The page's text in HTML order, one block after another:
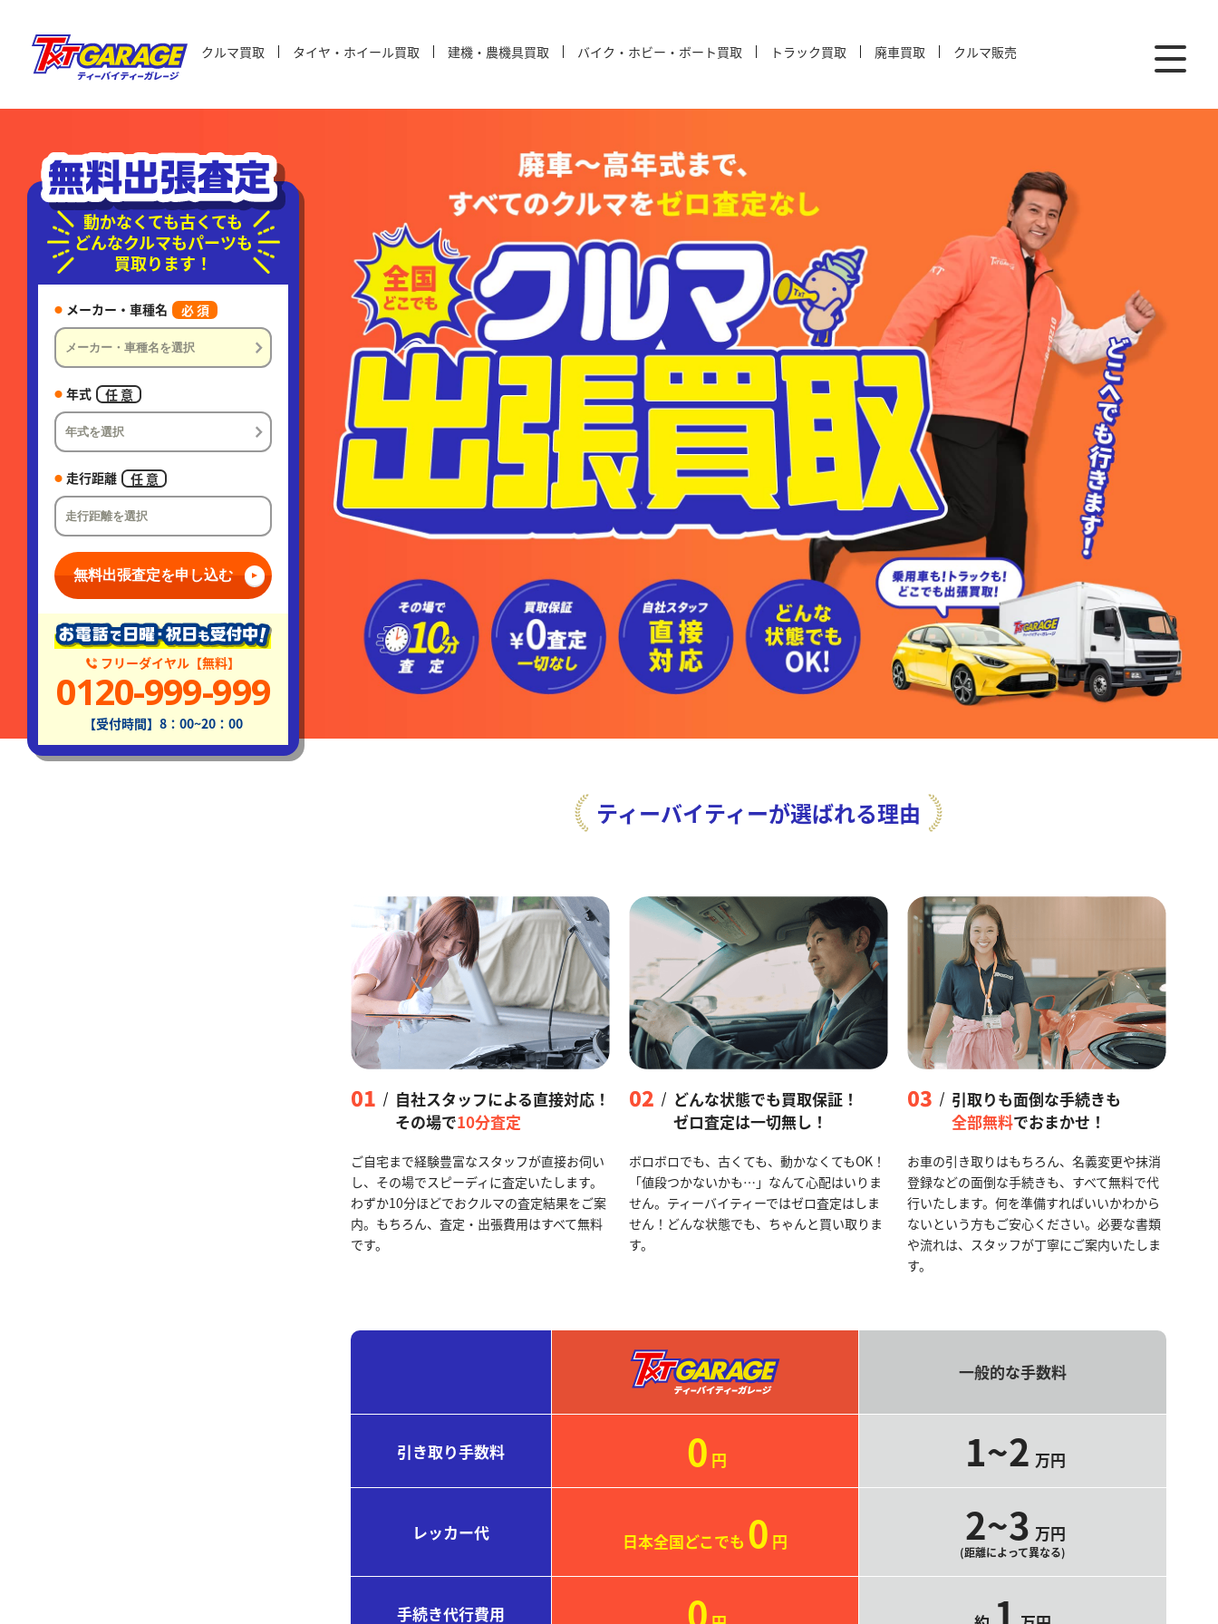
クルマ買取 タイヤ・ホイール買取 建機・農機具買取 バイク・ホビー・ボート買取 トラック買取 廃車買取 クルマ販売
動かなくても古くても
どんなクルマもパーツも
買取ります！
メーカー・車種名 必 須
年式 任 意
走行距離 任 意
無料出張査定を申し込む
フリーダイヤル【無料】
0120-999-999
【受付時間】8：00~20：00
ティーバイティーが選ばれる理由
01
自社スタッフによる直接対応！
その場で10分査定
ご自宅まで経験豊富なスタッフが直接お伺い
し、その場でスピーディに査定いたします。
わずか10分ほどでおクルマの査定結果をご案
内。もちろん、査定・出張費用はすべて無料
です。
02
どんな状態でも買取保証！
ゼロ査定は一切無し！
ボロボロでも、古くても、動かなくてもOK！
「値段つかないかも…」なんて心配はいりま
せん。ティーバイティーではゼロ査定はしま
せん！どんな状態でも、ちゃんと買い取りま
す。
03
引取りも面倒な手続きも
全部無料でおまかせ！
お車の引き取りはもちろん、名義変更や抹消
登録などの面倒な手続きも、すべて無料で代
行いたします。何を準備すればいいかわから
ないという方もご安心ください。必要な書類
や流れは、スタッフが丁寧にご案内いたしま
す。
一般的な手数料
引き取り手数料 0 円 1~2 万円
レッカー代 日本全国どこでも 0 円 2~3 万円
(距離によって異なる)
手続き代行費用 0 1